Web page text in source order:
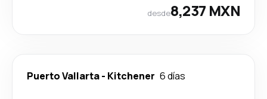
desde8,237 MXN
Puerto Vallarta- Kitchener 6 días